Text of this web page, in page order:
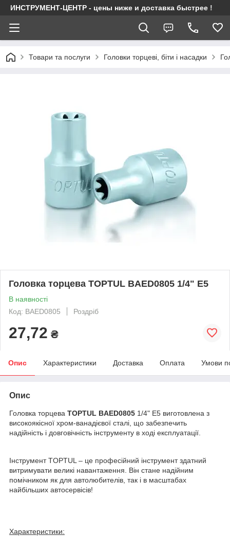
ИНСТРУМЕНТ-ЦЕНТР - цены ниже и доставка быстрее !
Товари та послуги Головки торцеві, біти і насадки
Головка торцева TOPTUL BAED0805 1/4" E5
В наявності
Код: BAED0805
Роздріб
27,72 ₴
Опис Характеристики Доставка Оплата Умови
Опис
Головка торцева TOPTUL BAED0805 1/4" E5 виготовлена з
високоякісної хром-ванадієвої сталі, що забезпечить
надійність і довговічність інструменту в ході експлуатації.
Інструмент TOPTUL – це професійний інструмент здатний
витримувати великі навантаження. Він стане надійним
помічником як для автолюбителів, так і в масштабах
найбільших автосервісів!
Характеристики: